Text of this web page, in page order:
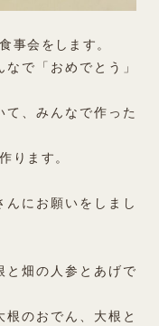
事会をします。
で「おめでとう」
て、みんなで作った
ります。
んにお願いをしまし
と畑の人参とあげで
のおでん、大根と